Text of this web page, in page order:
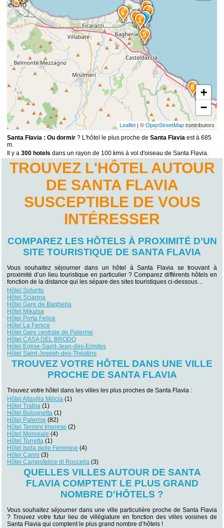
9
8
6
5
4
3
2
1
+
−
Leaflet| © OpenStreetMapcontributors
Santa Flavia : Ou dormir ? L'hôtel le plus proche deSanta Flavia est à 685
m.
Il y a300 hotels dans un rayon de 100 kms à vol d'oiseau de Santa Flavia.
TROUVEZ L'HÔTEL AUTOUR
DE SANTA FLAVIA
SUSCEPTIBLE DE VOUS
INTÉRESSER
COMPAREZ LES HÔTELS À PROXIMITÉ D’UN
SITE TOURISTIQUE DE SANTA FLAVIA
Vous souhaitez séjourner dans un hôtel à Santa Flavia se trouvant à
proximité d’un lieu touristique en particulier ? Comparez différents hôtels en
fonction de la distance qui les sépare des sites touristiques ci-dessous…
Hôtel Solunto
Hôtel Scianna
Hôtel Gare de Bagheria
Hôtel Mikalsa
Hôtel Porta Felice
Hôtel La Fenice
Hôtel Gare centrale de Palerme
Hôtel CASA DEL BRODO
Hôtel Eglise-Saint-Jean-des-Ermites
Hôtel Saint-Joseph-des-Théatins
TROUVEZ VOTRE HÔTEL DANS UNE VILLE
PROCHE DE SANTA FLAVIA
Trouvez votre hôtel dans les villes les plus proches de Santa Flavia :
Hôtel Altavilla Milicia (1)
Hôtel Trabia (1)
Hôtel Bolognetta (1)
Hôtel Palerme (82)
Hôtel Termini Imerese (2)
Hôtel Monreale (4)
Hôtel Torretta (1)
Hôtel Isola delle Femmine (4)
Hôtel Carini (3)
Hôtel Campofelice di Roccella (3)
QUELLES VILLES AUTOUR DE SANTA
FLAVIA COMPTENT LE PLUS GRAND
NOMBRE D'HÔTELS ?
Vous souhaitez séjourner dans une ville particulière proche de Santa Flavia
? Trouvez votre futur lieu de villégiature en fonction des villes voisines de
Santa Flavia qui comptent le plus grand nombre d’hôtels !